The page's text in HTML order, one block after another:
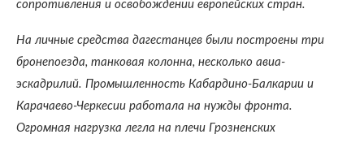
сопротивления и освобождении европейских стран.
На личные средства дагестанцев были построены три
бронепоезда, танковая колонна, несколько авиа-
эскадрилий. Промышленность Кабардино-Балкарии и
Карачаево-Черкесии работала на нужды фронта.
Огромная нагрузка легла на плечи Грозненских